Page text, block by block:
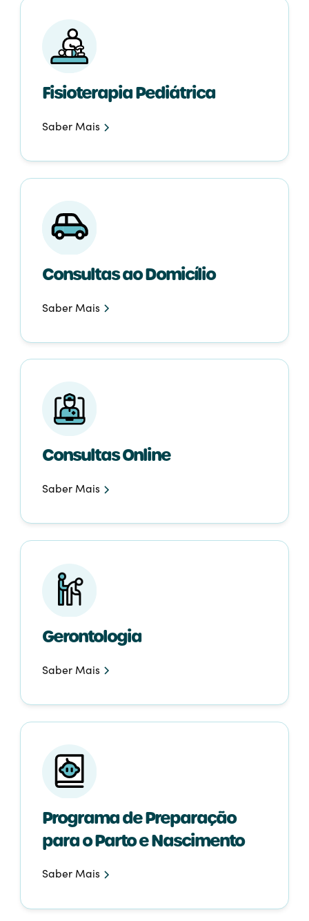
Fisioterapia Pediátrica
Saber Mais
Consultas ao Domicílio
Saber Mais
Consultas Online
Saber Mais
Gerontologia
Saber Mais
Programa de Preparação
para o Parto e Nascimento
Saber Mais